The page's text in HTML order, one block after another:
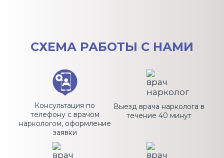
СХЕМА РАБОТЫ С НАМИ
Консультация по
телефону с врачом
наркологом, оформление
заявки
Выезд врача нарколога в
течение 40 минут